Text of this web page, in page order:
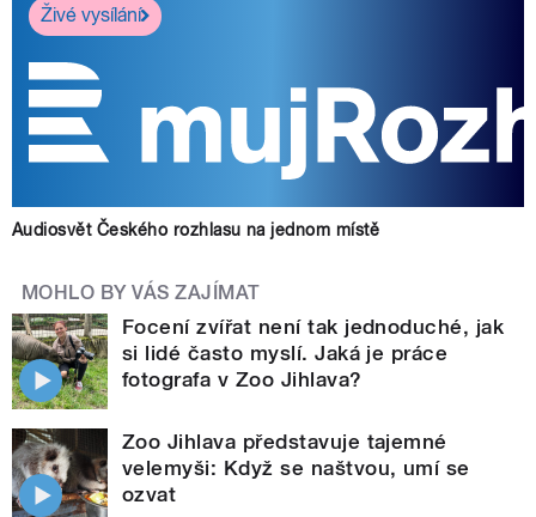
Živé vysílání
Audiosvět Českého rozhlasu na jednom místě
MOHLO BY VÁS ZAJÍMAT
Focení zvířat není tak jednoduché, jak
si lidé často myslí. Jaká je práce
fotografa v Zoo Jihlava?
Zoo Jihlava představuje tajemné
velemyši: Když se naštvou, umí se
ozvat